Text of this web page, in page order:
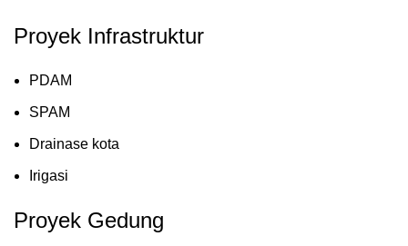
Proyek Infrastruktur
PDAM
SPAM
Drainase kota
Irigasi
Proyek Gedung